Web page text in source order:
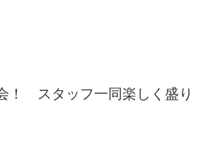
！ スタッフ一同楽しく盛り